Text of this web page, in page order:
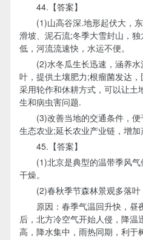
44.【答案】
(1)山高谷深.地形起伏大，东
滑坡、泥石流;冬季大雪封山，
低，河流流速快，水运不便。
(2)水冬瓜生长迅速，涵养水
叶，提供土壤肥力;根瘤菌发达
采用轮作和休耕方式，可以让土
生和病虫害问题.
(3)改善当地的交通条件，便
生态农业;延长农业产业链，增加
45.【答案】
(1)北京是典型的温带季风气
干燥。
(2)春秋季节森林景观多落叶
原因：春季气温回升快，昼
后，北方冷空气开始人侵，降温
高，降水集中，雨热同期，利于